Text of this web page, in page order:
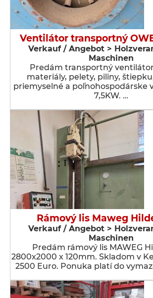
Ventilátor transportný
Verkauf / Angebot >
Maschinen
Predám transportný
materiály, pelety, piliny,
priemyselné a poľnohospodárske
7,5KW. …
Rámový lis Maweg
Verkauf / Angebot >
Maschinen
Predám rámový lis MAWEG
2800x2000 x 120mm. Skladom v
2500 Euro. Ponuka platí do